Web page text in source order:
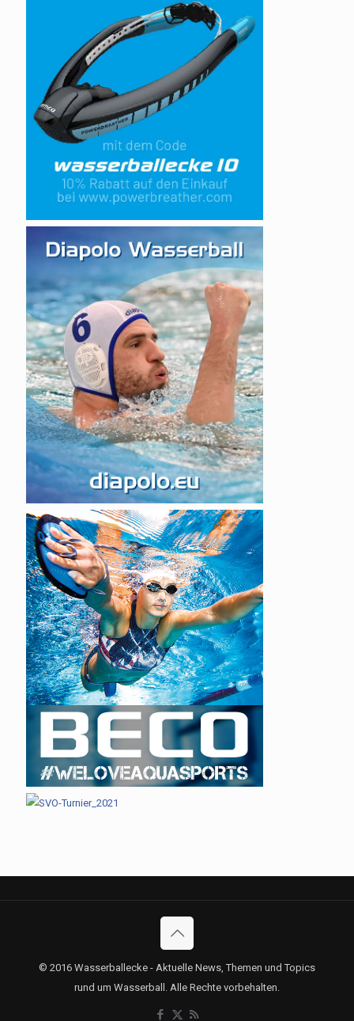
© 2016 Wasserballecke - Aktuelle News, Themen und Topics
rund um Wasserball. Alle Rechte vorbehalten.